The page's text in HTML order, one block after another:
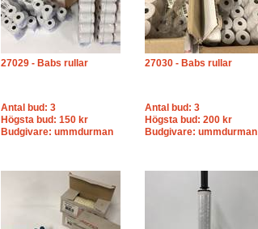
27029 - Babs rullar
Antal bud: 3
Högsta bud: 150 kr
Budgivare: ummdurman
27030 - Babs rullar
Antal bud: 3
Högsta bud: 200 kr
Budgivare: ummdurman